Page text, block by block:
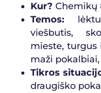
Kur? Chemikų
Temos:
viešbutis,
mieste, turgus
maži
Tikros
draugiško